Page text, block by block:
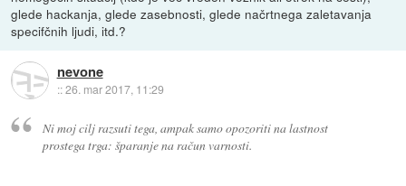
glede hackanja, glede zasebnosti, glede načrtnega zaletavanja
specifčnih ljudi, itd.?
nevone
::26. mar 2017, 11:29
Ni moj cilj razsuti tega, ampak samo opozoriti na lastnost
prostega trga: šparanje na račun varnosti.